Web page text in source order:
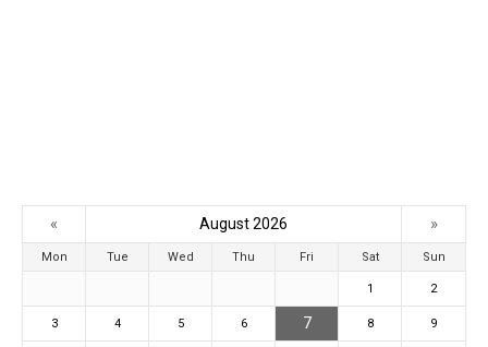
« August 2026 »
Mon Tue Wed Thu Fri Sat Sun
1 2
3 4 5 6 7 8 9